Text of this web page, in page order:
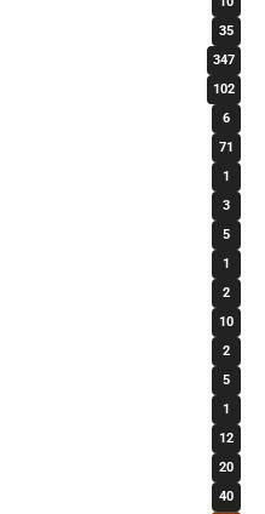
35
347
102
6
71
1
3
5
1
2
10
2
5
1
12
20
40